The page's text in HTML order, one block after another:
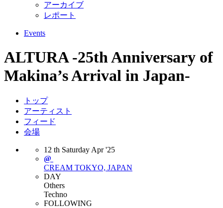
アーカイブ
レポート
Events
ALTURA -25th Anniversary of
Makina’s Arrival in Japan-
トップ
アーティスト
フィード
会場
12 th Saturday Apr '25
@
CREAM TOKYO, JAPAN
DAY
Others
Techno
FOLLOWING